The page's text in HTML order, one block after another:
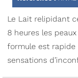
Le Lait relipidant
8 heures les
formule est
sensations